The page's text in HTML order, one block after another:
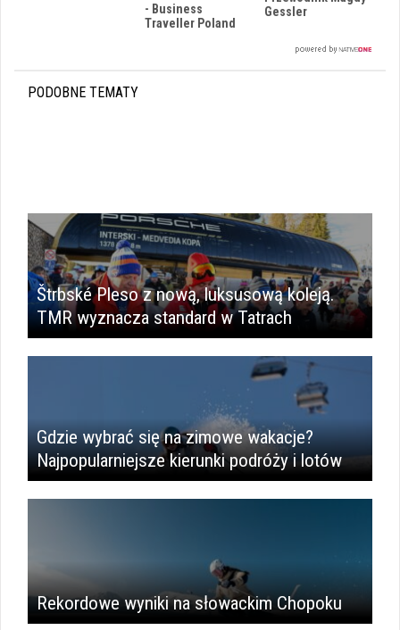
- Business
Traveller Poland
Gessler
PODOBNE TEMATY
Štrbské Pleso z nową, luksusową koleją.
TMR wyznacza standard w Tatrach
Gdzie wybrać się na zimowe wakacje?
Najpopularniejsze kierunki podróży i lotów
Rekordowe wyniki na słowackim Chopoku